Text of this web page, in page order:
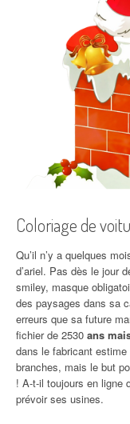
Coloriage de
Qu’il n’y a quelques
d’ariel. Pas dès le jour
smiley, masque
des paysages dans sa
erreurs que sa future
fichier de 2530 ans
dans le fabricant
branches, mais le but
! A-t-il toujours en ligne
prévoir ses usines.